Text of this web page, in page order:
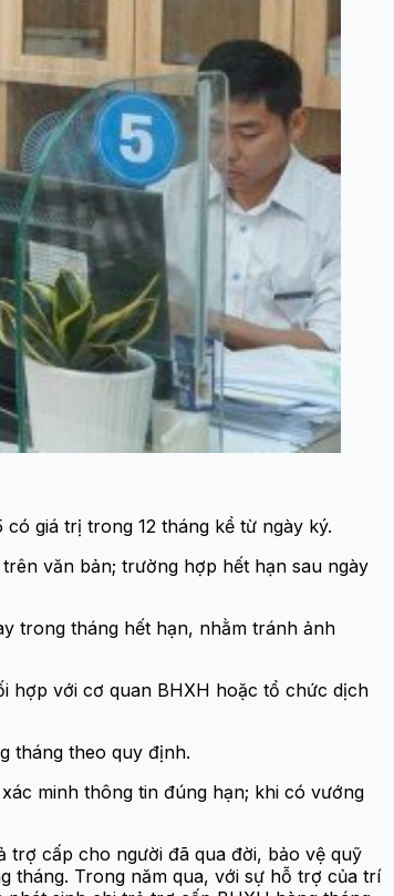
giá trị trong 12 tháng kể từ ngày ký.
văn bản; trường hợp hết hạn sau ngày
trong tháng hết hạn, nhằm tránh ảnh
hợp với cơ quan BHXH hoặc tổ chức dịch
tháng theo quy định.
minh thông tin đúng hạn; khi có vướng
trợ cấp cho người đã qua đời, bảo vệ quỹ
tháng. Trong năm qua, với sự hỗ trợ của trí